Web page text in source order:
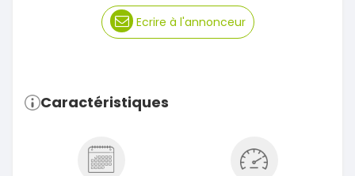
Ecrire à l'annonceur
Caractéristiques